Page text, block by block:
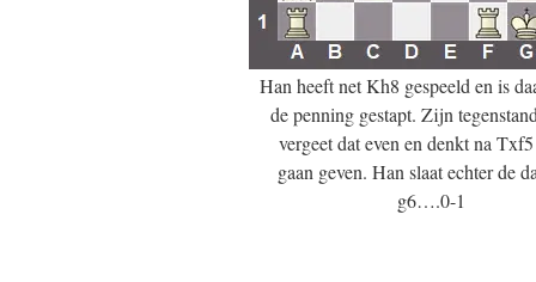
Han heeft net Kh8 gespeeld en is
de penning gestapt. Zijn
vergeet dat even en denkt na
gaan geven. Han slaat echter de
g6….0-1